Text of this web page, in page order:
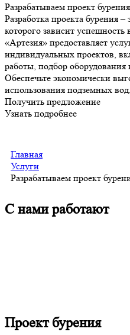
Разрабатываем проект
Разработка проекта бурения
которого зависит успешность
«Артезия» предоставляет
индивидуальных проектов,
работы, подбор оборудования
Обеспечьте экономически
использования подземных
Получить предложение
Узнать подробнее
Главная
Услуги
Разрабатываем проект
С нами работают
Проект бурения